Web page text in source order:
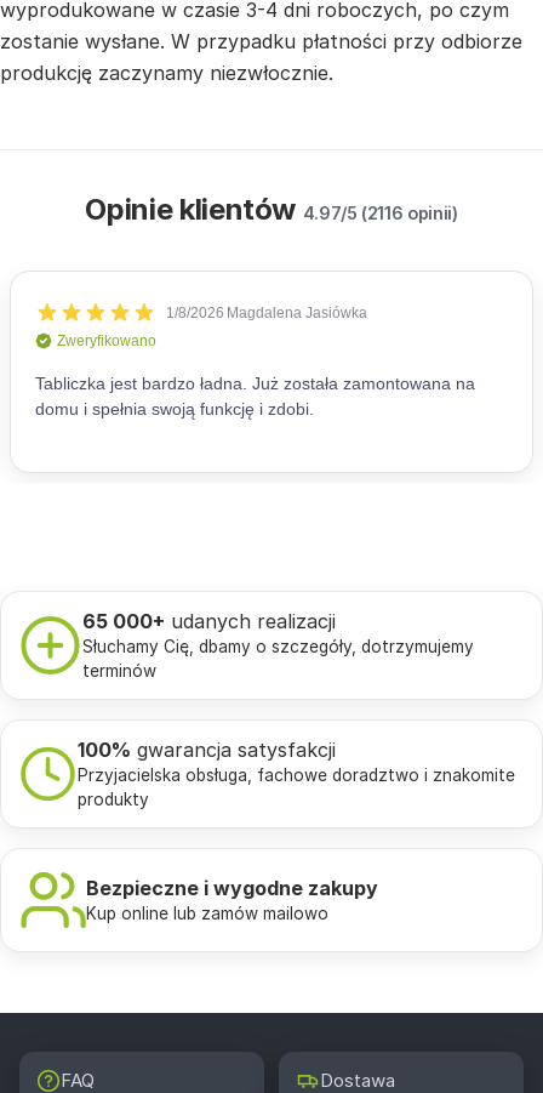
wyprodukowane w czasie 3-4 dni roboczych, po czym
zostanie wysłane. W przypadku płatności przy odbiorze
produkcję zaczynamy niezwłocznie.
Opinie klientów 4.97/5 (2116 opinii)
65 000+ udanych realizacji
Słuchamy Cię, dbamy o szczegóły, dotrzymujemy
terminów
100% gwarancja satysfakcji
Przyjacielska obsługa, fachowe doradztwo i znakomite
produkty
Bezpieczne i wygodne zakupy
Kup online lub zamów mailowo
FAQ Dostawa